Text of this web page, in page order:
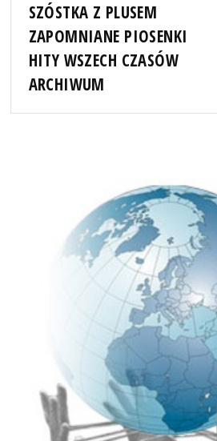
SZÓSTKA Z PLUSEM
ZAPOMNIANE PIOSENKI
HITY WSZECH CZASÓW
ARCHIWUM